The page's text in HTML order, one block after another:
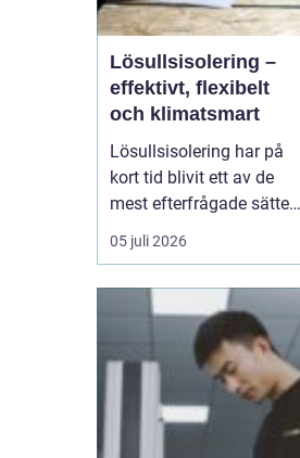
Lösullsisolering –
effektivt, flexibelt
och klimatsmart
Lösullsisolering har på
kort tid blivit ett av de
mest efterfrågade sätten
att isolera vindar, tak och
svåråtkomliga
bygger på att man blåser
in isolerande material
ofta cellulosa, tr&au...
05 juli 2026